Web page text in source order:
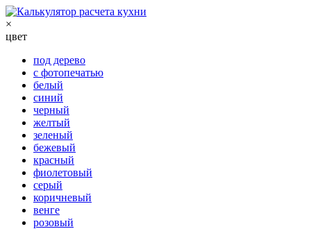
×
цвет
под дерево
с фотопечатью
белый
синий
черный
желтый
зеленый
бежевый
красный
фиолетовый
серый
коричневый
венге
розовый